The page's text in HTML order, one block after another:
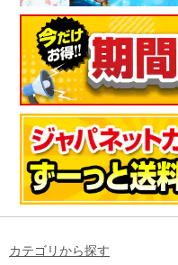
カテゴリから探す